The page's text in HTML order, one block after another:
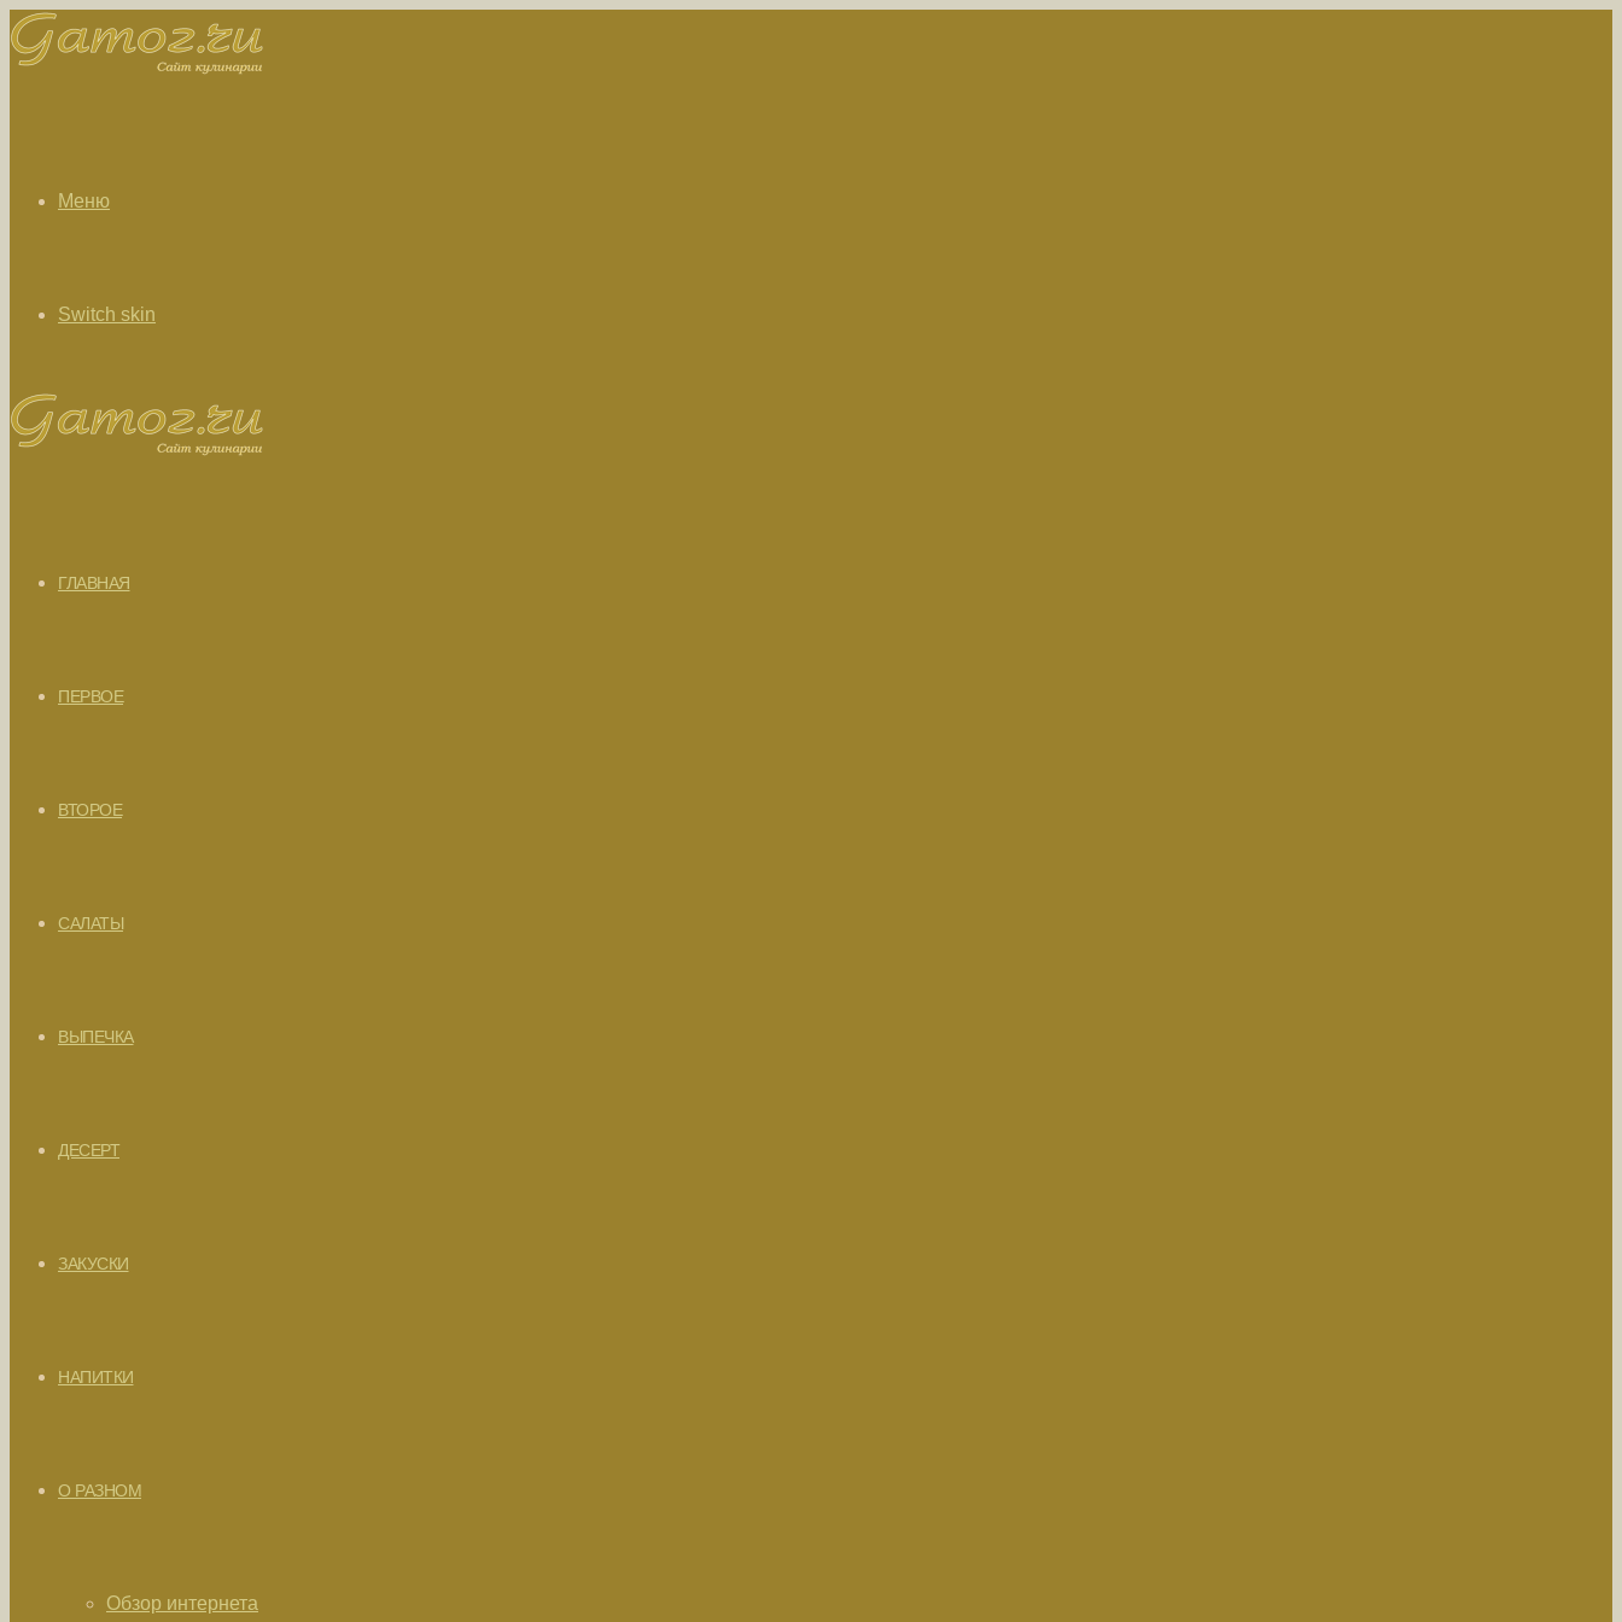
Меню
Switch skin
ГЛАВНАЯ
ПЕРВОЕ
ВТОРОЕ
САЛАТЫ
ВЫПЕЧКА
ДЕСЕРТ
ЗАКУСКИ
НАПИТКИ
О РАЗНОМ
Обзор интернета